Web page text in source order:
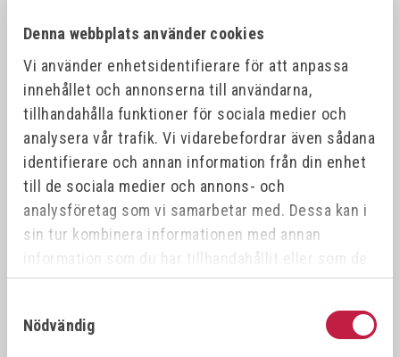
Denna webbplats använder cookies
Vi använder enhetsidentifierare för att anpassa
innehållet och annonserna till användarna,
tillhandahålla funktioner för sociala medier och
analysera vår trafik. Vi vidarebefordrar även sådana
identifierare och annan information från din enhet
till de sociala medier och annons- och
analysföretag som vi samarbetar med. Dessa kan i
sin tur kombinera informationen med annan
information som du har tillhandahållit eller som de
har samlat in när du har använt deras tjänster.
Nödvändig
26388
VÖLKEL Gängtappset MF DIN 2181 HSS-G
21x1.5
26389
VÖLKEL Gängtappset MF DIN 2181 HSS-G
22x0.5
26390
VÖLKEL Gängtappset MF DIN 2181 HSS-G
22x1.0
VÖLKEL Gängtappset MF DIN 2181 HSS-G